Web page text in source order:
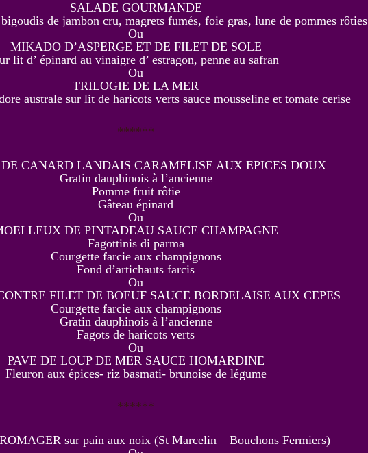
SALADE GOURMANDE
de jambon cru, magrets fumés, foie gras, lune de pommes rôties
Ou
MIKADO D’ASPERGE ET DE FILET DE SOLE
lit d’ épinard au vinaigre d’ estragon, penne au safran
Ou
TRILOGIE DE LA MER
australe sur lit de haricots verts sauce mousseline et tomate cerise
******
CANARD LANDAIS CARAMELISE AUX EPICES DOUX
Gratin dauphinois à l’ancienne
Pomme fruit rôtie
Gâteau épinard
Ou
DE PINTADEAU SAUCE CHAMPAGNE
Fagottinis di parma
Courgette farcie aux champignons
Fond d’artichauts farcis
Ou
FILET DE BOEUF SAUCE BORDELAISE AUX CEPES
Courgette farcie aux champignons
Gratin dauphinois à l’ancienne
Fagots de haricots verts
Ou
PAVE DE LOUP DE MER SAUCE HOMARDINE
Fleuron aux épices- riz basmati- brunoise de légume
******
sur pain aux noix (St Marcelin – Bouchons Fermiers)